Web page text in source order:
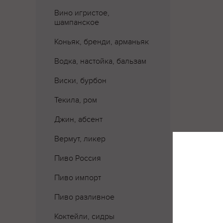
Вино игристое,
шампанское
Коньяк, бренди, арманьяк
Водка, настойка, бальзам
Виски, бурбон
Текила, ром
Джин, абсент
Вермут, ликер
Пиво Россия
Пиво импорт
Пиво разливное
Коктейли, сидры